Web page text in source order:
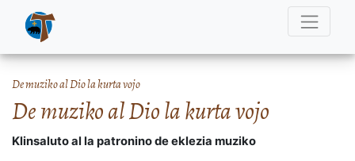
De muziko al Dio la kurta vojo
De muziko al Dio la kurta vojo
Klinsaluto al la patronino de eklezia muziko